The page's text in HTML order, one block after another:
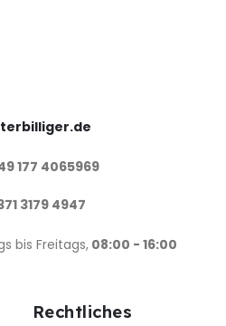
177 4065969
3179 4947
bis Freitags, 08:00 - 16:00
Rechtliches